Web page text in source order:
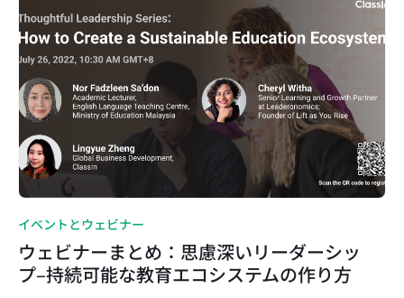
イベントとウェビナー
ウェビナーまとめ：思慮深いリーダーシッ
プ–持続可能な教育エコシステムの作り方